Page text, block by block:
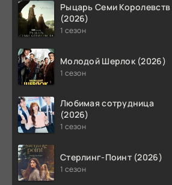
Рыцарь Семи Королевств
(2026)
1 сезон
Молодой Шерлок (2026)
1 сезон
Любимая сотрудница
(2026)
1 сезон
Стерлинг-Поинт (2026)
1 сезон